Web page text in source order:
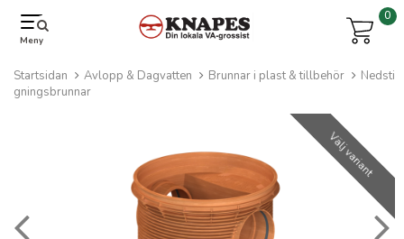
Meny
0
Startsidan Avlopp & Dagvatten Brunnar i plast & tillbehör
Nedsti
gningsbrunnar
Välj variant